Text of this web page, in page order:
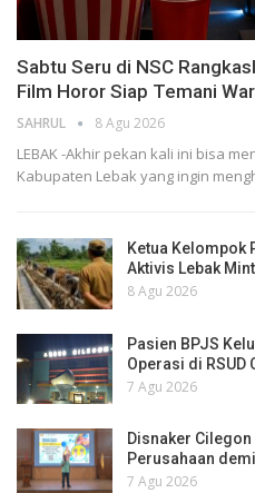
Sabtu Seru di NSC
Film Horor Siap Temani
SAHRUL 8 Agu 2026
LEBAK -Akhir pekan kali ini bisa
Kabupaten Lebak yang ingin
Ketua Kelompok
Aktivis Lebak
8 Agu 2026
Pasien BPJS
Operasi di RSUD
7 Agu 2026
Disnaker
Perusahaan
7 Agu 2026